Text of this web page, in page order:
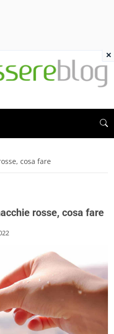
cosa fare
rosse, cosa fare
×